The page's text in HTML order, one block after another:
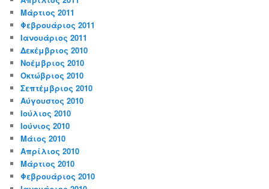
Μάρτιος 2011
Φεβρουάριος 2011
Ιανουάριος 2011
Δεκέμβριος 2010
Νοέμβριος 2010
Οκτώβριος 2010
Σεπτέμβριος 2010
Αύγουστος 2010
Ιούλιος 2010
Ιούνιος 2010
Μάιος 2010
Απρίλιος 2010
Μάρτιος 2010
Φεβρουάριος 2010